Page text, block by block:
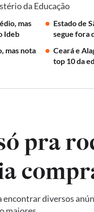
da Educação
mas
Ideb
Estado de
segue fora
mas nota
Ceará e
top 10 da
pra
diversos